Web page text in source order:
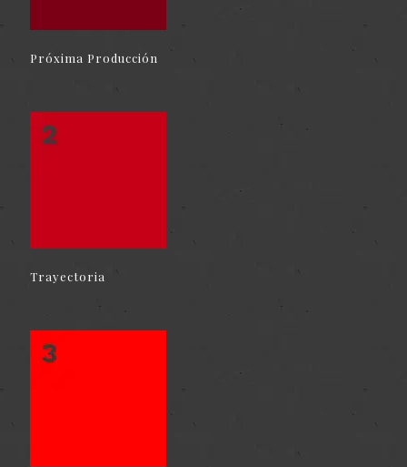
Próxima Producción
Trayectoria